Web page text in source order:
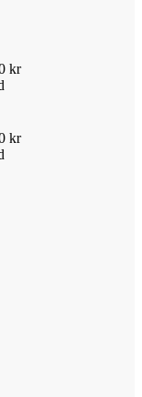
kr
kr